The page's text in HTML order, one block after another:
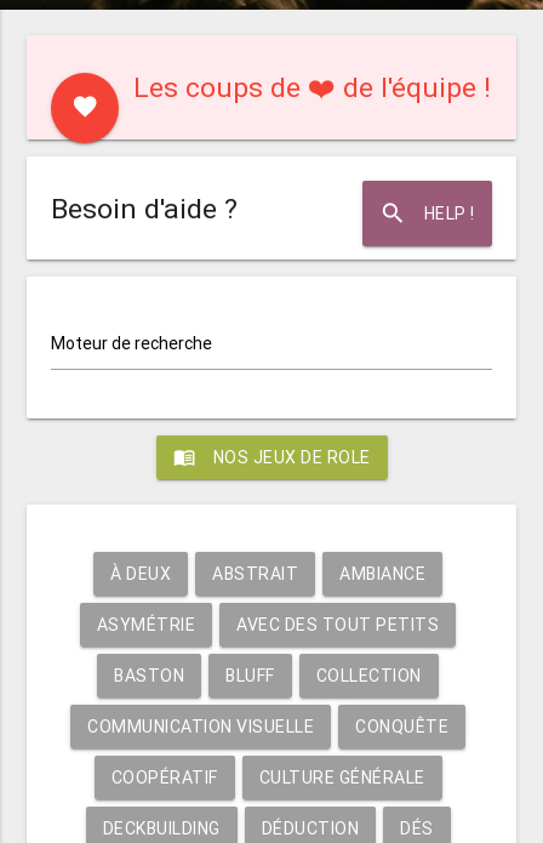
favorite
Les coups de ❤️ de l'équipe !
search HELP !
Besoin d'aide ?
Moteur de recherche
menu_book NOS JEUX DE ROLE
À DEUX ABSTRAIT AMBIANCE
ASYMÉTRIE AVEC DES TOUT PETITS
BASTON BLUFF COLLECTION
COMMUNICATION VISUELLE CONQUÊTE
COOPÉRATIF CULTURE GÉNÉRALE
DECKBUILDING DÉDUCTION DÉS